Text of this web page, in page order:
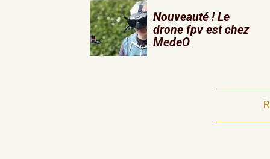
Nouveauté ! Le
drone fpv est chez
MedeO